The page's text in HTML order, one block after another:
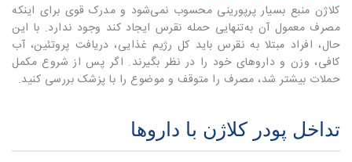
کلاژن منبع بسیار پرپورینی محسوب نمی‌شود و مدرک قوی برای اینکه
مصرف معمول آن به‌تنهایی حمله نقرس ایجاد کند وجود ندارد. با این
حال، افراد مبتلا به نقرس باید کل رژیم غذایی، دریافت پروتئین، آب
کافی، وزن و داروهای خود را در نظر بگیرند. اگر پس از شروع مکمل
حملات بیشتر شد، مصرف را متوقف و موضوع را با پزشک بررسی کنید.
تداخل پودر کلاژن با داروها